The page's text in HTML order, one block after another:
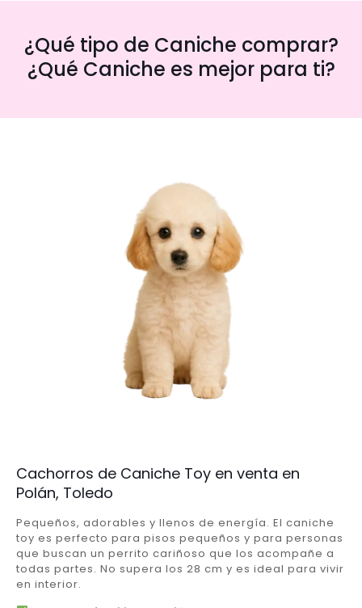
¿Qué tipo de Caniche comprar?
¿Qué Caniche es mejor para ti?
Cachorros de Caniche Toy en venta en
Polán, Toledo
Pequeños, adorables y llenos de energía. El caniche
toy es perfecto para pisos pequeños y para personas
que buscan un perrito cariñoso que los acompañe a
todas partes. No supera los 28 cm y es ideal para vivir
en interior.